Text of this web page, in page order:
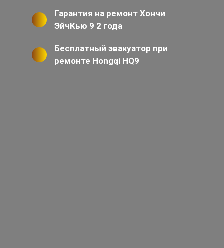
Гарантия на ремонт Хончи
ЭйчКью 9 2 года
Бесплатный эвакуатор при
ремонте Hongqi HQ9